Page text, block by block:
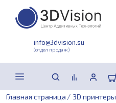
info@3dvision.su
(отдел продаж)
Главная страница / 3D принтеры